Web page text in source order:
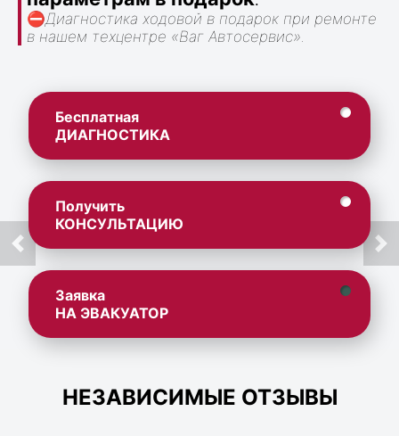
⛔Диагностика ходовой в подарок при ремонте
в нашем техцентре «Ваг Автосервис».
Бесплатная
ДИАГНОСТИКА
Получить
КОНСУЛЬТАЦИЮ
Заявка
НА ЭВАКУАТОР
НЕЗАВИСИМЫЕ ОТЗЫВЫ